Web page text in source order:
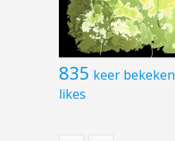
835 keer bekeken
likes